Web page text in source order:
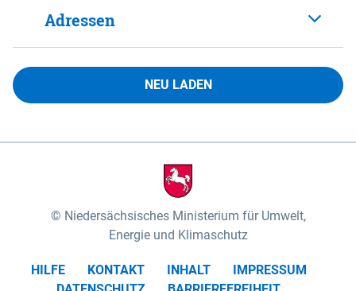
Adressen
NEU LADEN
Niedersächsisches Ministerium für Umwelt,
Energie und Klimaschutz
HILFE KONTAKT INHALT
IMPRESSUM